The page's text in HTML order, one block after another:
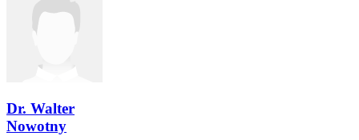
Dr. Walter
Nowotny